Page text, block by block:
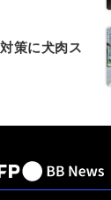
策に犬肉ス